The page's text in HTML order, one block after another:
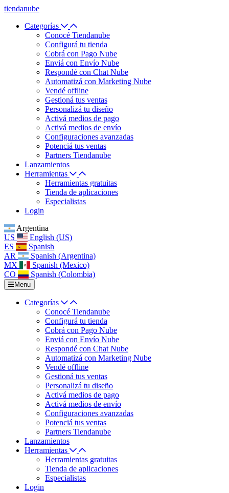
tiendanube
Categorías
Conocé Tiendanube
Configurá tu tienda
Cobrá con Pago Nube
Enviá con Envío Nube
Respondé con Chat Nube
Automatizá con Marketing Nube
Vendé offline
Gestioná tus ventas
Personalizá tu diseño
Activá medios de pago
Activá medios de envío
Configuraciones avanzadas
Potenciá tus ventas
Partners Tiendanube
Lanzamientos
Herramientas
Herramientas gratuitas
Tienda de aplicaciones
Especialistas
Login
Argentina
US
English (US)
ES
Spanish
AR
Spanish (Argentina)
MX
Spanish (Mexico)
CO
Spanish (Colombia)
Menu
Categorías
Conocé Tiendanube
Configurá tu tienda
Cobrá con Pago Nube
Enviá con Envío Nube
Respondé con Chat Nube
Automatizá con Marketing Nube
Vendé offline
Gestioná tus ventas
Personalizá tu diseño
Activá medios de pago
Activá medios de envío
Configuraciones avanzadas
Potenciá tus ventas
Partners Tiendanube
Lanzamientos
Herramientas
Herramientas gratuitas
Tienda de aplicaciones
Especialistas
Login